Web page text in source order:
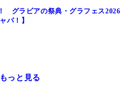
グラビアの祭典・グラフェス2026
パ！】
っと見る